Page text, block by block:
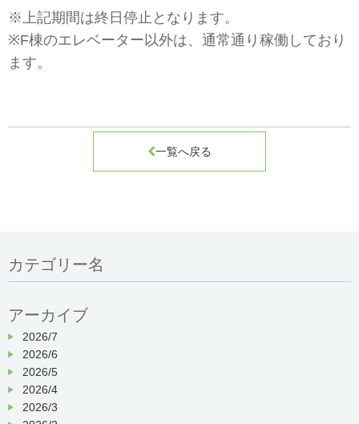
※上記期間は終日停止となります。
※F棟のエレベーター以外は、通常通り稼働しており
ます。
一覧へ戻る
カテゴリー名
アーカイブ
2026/7
2026/6
2026/5
2026/4
2026/3